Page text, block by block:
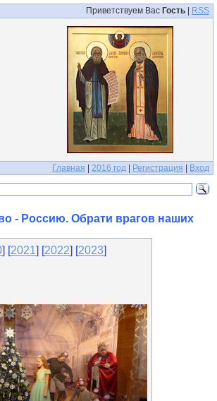
Приветствуем Вас Гость RSS
Главная 2016 год Регистрация Вход
- Россию. Обрати врагов наших
] [2021] [2022] [2023]